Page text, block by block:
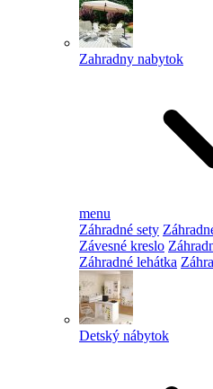
Zahradny nabytok
menu
Záhradné sety
Závesné kreslo
Záhradné lehátka
Detský nábytok